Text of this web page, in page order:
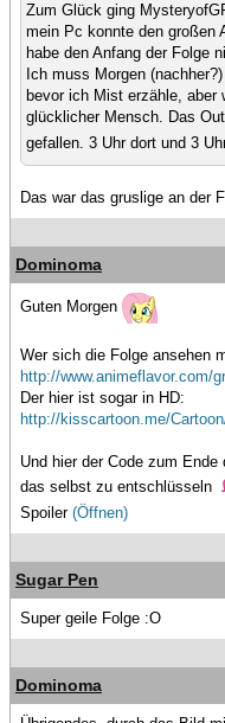
Zum Glück ging
mein Pc konnte den großen
habe den Anfang der Folge
Ich muss Morgen
bevor ich Mist erzähle, aber
glücklicher Mensch. Das
gefallen. 3 Uhr dort und 3
Das war das gruslige an der
Dominoma
Guten Morgen
Wer sich die Folge ansehen
http://www.animeflavor.com/
Der hier ist sogar in HD:
http://kisscartoon.me/
Und hier der Code zum
das selbst zu entschlüsseln
Spoiler (Öffnen)
Sugar Pen
Super geile Folge :O
Dominoma